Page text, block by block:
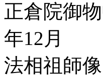
正倉院御
年12月
法相祖師